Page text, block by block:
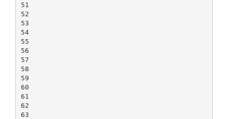
51
52
53
54
55
56
57
58
59
60
61
62
63